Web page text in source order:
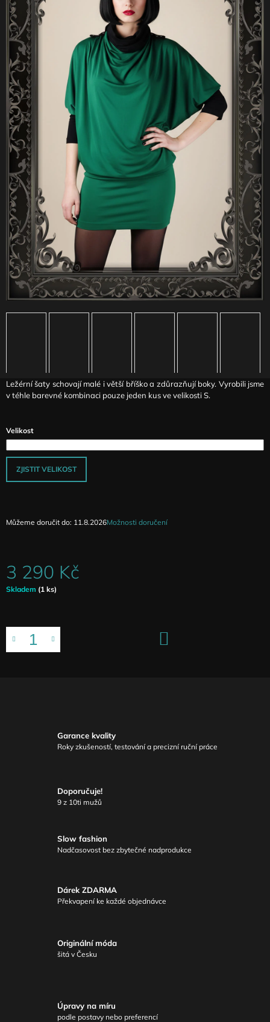
Ležérní šaty schovají malé i větší bříško a zdůrazňují boky. Vyrobili jsme
v téhle barevné kombinaci pouze jeden kus ve velikosti S.
Velikost
ZJISTIT VELIKOST
Můžeme doručit do: 11.8.2026Možnosti doručení
3 290 Kč
Měrná
Skladem (1 ks)
Garance kvality
Roky zkušeností, testování a precizní ruční práce
Doporučuje!
9 z 10ti mužů
Slow fashion
Nadčasovost bez zbytečné nadprodukce
Dárek ZDARMA
Překvapení ke každé objednávce
Originální móda
šitá v Česku
Úpravy na míru
podle postavy nebo preferencí
A
J
Í
T
?
HLEDAT
D
O
P
O
R
U
Č
U
J
M
E
HARNESS
PRVKY
490
Kč